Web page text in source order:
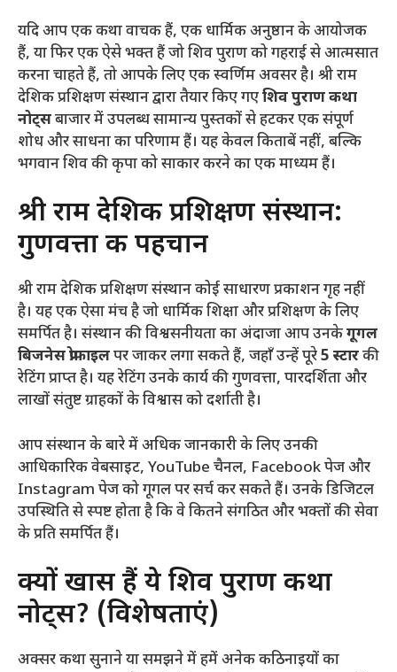
यदि आप एक कथा वाचक हैं, एक धार्मिक अनुष्ठान के आयोजक
हैं, या फिर एक ऐसे भक्त हैं जो शिव पुराण को गहराई से आत्मसात
करना चाहते हैं, तो आपके लिए एक स्वर्णिम अवसर है। श्री राम
देशिक प्रशिक्षण संस्थान द्वारा तैयार किए गएशिव पुराण कथा
नोट्सबाजार में उपलब्ध सामान्य पुस्तकों से हटकर एक संपूर्ण
शोध और साधना का परिणाम हैं। यह केवल किताबें नहीं, बल्कि
भगवान शिव की कृपा को साकार करने का एक माध्यम हैं।
श्री राम देशिक प्रशिक्षण संस्थान:
गुणवत्ता की पहचान
श्री राम देशिक प्रशिक्षण संस्थान कोई साधारण प्रकाशन गृह नहीं
है। यह एक ऐसा मंच है जो धार्मिक शिक्षा और प्रशिक्षण के लिए
समर्पित है। संस्थान की विश्वसनीयता का अंदाजा आप उनकेगूगल
बिजनेस प्रोफाइलपर जाकर लगा सकते हैं, जहाँ उन्हें पूरे5 स्टारकी
रेटिंग प्राप्त है। यह रेटिंग उनके कार्य की गुणवत्ता, पारदर्शिता और
लाखों संतुष्ट ग्राहकों के विश्वास को दर्शाती है।
आप संस्थान के बारे में अधिक जानकारी के लिए उनकी
आधिकारिक वेबसाइट, YouTube चैनल, Facebook पेज और
Instagram पेज को गूगल पर सर्च कर सकते हैं। उनके डिजिटल
उपस्थिति से स्पष्ट होता है कि वे कितने संगठित और भक्तों की सेवा
के प्रति समर्पित हैं।
क्यों खास हैं ये शिव पुराण कथा
नोट्स? (विशेषताएं)
अक्सर कथा सुनाने या समझने में हमें अनेक कठिनाइयों का